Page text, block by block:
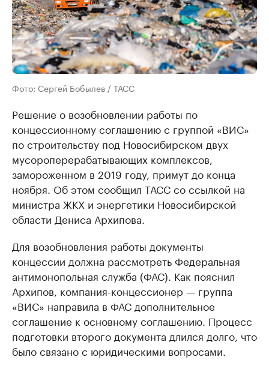
Фото: Сергей Бобылев / ТАСС
Решение о возобновлении работы по
концессионному соглашению с группой «ВИС»
по строительству под Новосибирском двух
мусороперерабатывающих комплексов,
замороженном в 2019 году, примут до конца
ноября. Об этом сообщил ТАСС со ссылкой на
министра ЖКХ и энергетики Новосибирской
области Дениса Архипова.
Для возобновления работы документы
концессии должна рассмотреть Федеральная
антимонопольная служба (ФАС). Как пояснил
Архипов, компания-концессионер — группа
«ВИС» направила в ФАС дополнительное
соглашение к основному соглашению. Процесс
подготовки второго документа длился долго, что
было связано с юридическими вопросами.